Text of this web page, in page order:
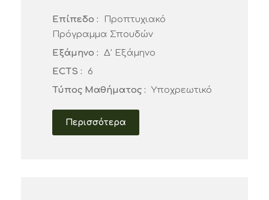
Επίπεδο :
Προπτυχιακό
Πρόγραμμα Σπουδών
Εξάμηνο : Δ' Εξάμηνο
ECTS :
6
Τύπος Μαθήματος : Υποχρεωτικό
Περισσότερα